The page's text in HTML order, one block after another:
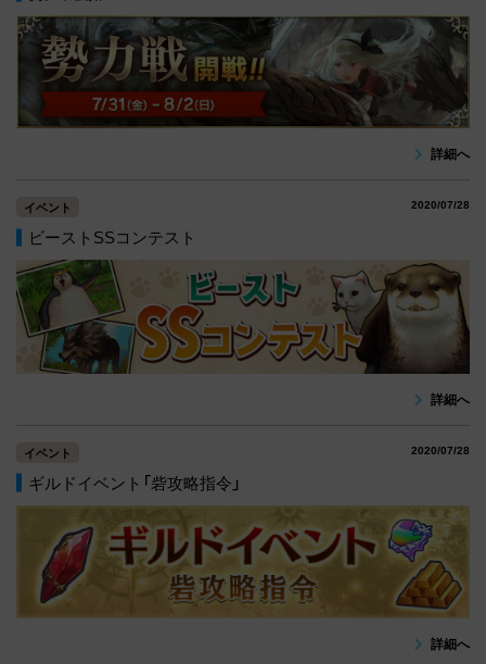
詳細へ
イベント 2020/07/28
ビーストSSコンテスト
詳細へ
イベント 2020/07/28
ギルドイベント「砦攻略指令」
詳細へ